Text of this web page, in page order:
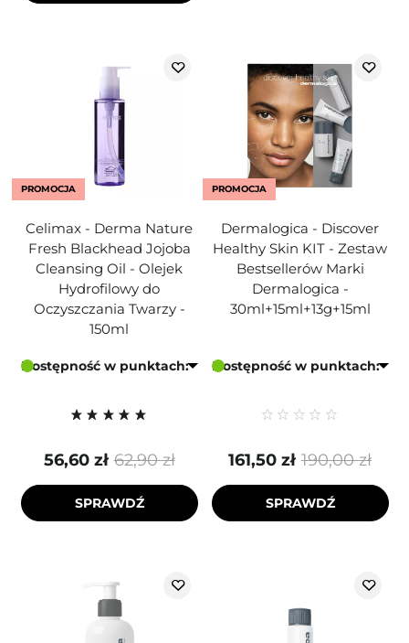
PROMOCJA
Celimax - Derma Nature
Fresh Blackhead Jojoba
Cleansing Oil - Olejek
Hydrofilowy do
Oczyszczania Twarzy -
150ml
Dostępność w punktach:
62,90 zł
56,60 zł
SPRAWDŹ
PROMOCJA
Dermalogica - Discover
Healthy Skin KIT - Zestaw
Bestsellerów Marki
Dermalogica -
30ml+15ml+13g+15ml
Dostępność w punktach:
190,00 zł
161,50 zł
SPRAWDŹ